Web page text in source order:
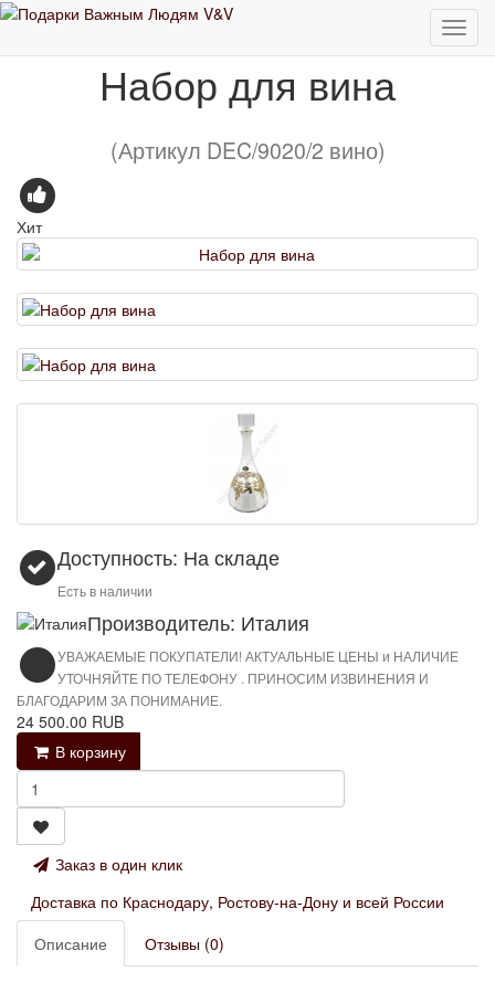
Европейские бренды
Набор для вина
(Артикул DEC/9020/2 вино)
Хит
Доступность: На складе
Есть в наличии
Производитель: Италия
УВАЖАЕМЫЕ ПОКУПАТЕЛИ! АКТУАЛЬНЫЕ ЦЕНЫ и НАЛИЧИЕ
УТОЧНЯЙТЕ ПО ТЕЛЕФОНУ . ПРИНОСИМ ИЗВИНЕНИЯ И
БЛАГОДАРИМ ЗА ПОНИМАНИЕ.
24 500.00 RUB
В корзину
Заказ в один клик
Доставка по Краснодару, Ростову-на-Дону и всей России
Описание
Отзывы (0)